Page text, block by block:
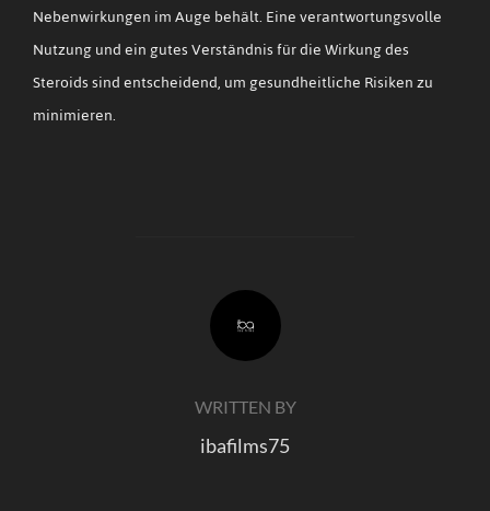
Nebenwirkungen im Auge behält. Eine verantwortungsvolle
Nutzung und ein gutes Verständnis für die Wirkung des
Steroids sind entscheidend, um gesundheitliche Risiken zu
minimieren.
POST AUTHOR
WRITTEN BY
ibafilms75